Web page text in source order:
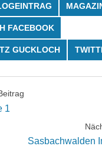
FACEBOOK
GUCKLOCH
1
Sasbachwalden